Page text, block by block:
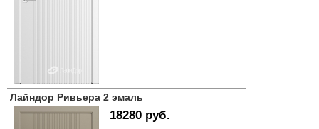
Лайндор Ривьера 2 эмаль
18280 руб.